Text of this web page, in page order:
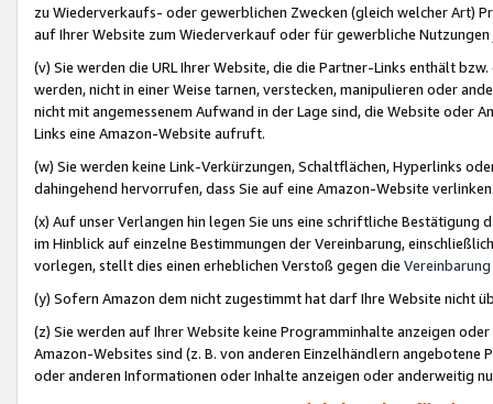
zu Wiederverkaufs- oder gewerblichen Zwecken (gleich welcher Art)
auf Ihrer Website zum Wiederverkauf oder für gewerbliche
(v) Sie werden die URL Ihrer Website, die die Partner-Links enthält
werden, nicht in einer Weise tarnen, verstecken, manipulieren oder
nicht mit angemessenem Aufwand in der Lage sind, die Website oder
Links eine Amazon-Website aufruft.
(w) Sie werden keine Link-Verkürzungen, Schaltflächen, Hyperlinks
dahingehend hervorrufen, dass Sie auf eine Amazon-Website
(x) Auf unser Verlangen hin legen Sie uns eine schriftliche
im Hinblick auf einzelne Bestimmungen der Vereinbarung,
vorlegen, stellt dies einen erheblichen Verstoß gegen die Vereinbarung
(y) Sofern Amazon dem nicht zugestimmt hat darf Ihre Website nicht
(z) Sie werden auf Ihrer Website keine Programminhalte anzeigen
Amazon-Websites sind (z. B. von anderen Einzelhändlern
oder anderen Informationen oder Inhalte anzeigen oder anderweitig